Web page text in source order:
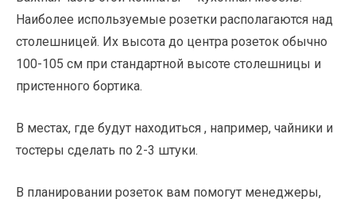
Наиболее используемые розетки располагаются над
столешницей. Их высота до центра розеток обычно
100-105 см при стандартной высоте столешницы и
пристенного бортика.
В местах, где будут находиться , например, чайники и
тостеры сделать по 2-3 штуки.
В планировании розеток вам помогут менеджеры,